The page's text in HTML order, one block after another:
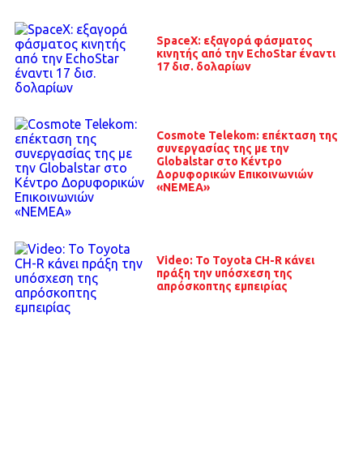
SpaceX: εξαγορά φάσματος
κινητής από την EchoStar έναντι
17 δισ. δολαρίων
Cosmote Telekom: επέκταση της
συνεργασίας της με την
Globalstar στο Κέντρο
Δορυφορικών Επικοινωνιών
«ΝΕΜΕΑ»
Video: Το Toyota CH-R κάνει
πράξη την υπόσχεση της
απρόσκοπτης εμπειρίας